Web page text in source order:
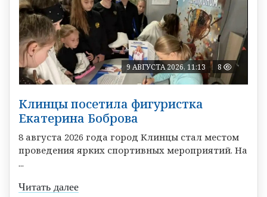
9 АВГУСТА 2026, 11:13 8
Клинцы посетила фигуристка
Екатерина Боброва
8 августа 2026 года город Клинцы стал местом
проведения ярких спортивных мероприятий. На
...
Читать далее